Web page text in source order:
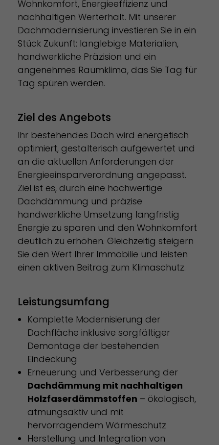
Wohnkomfort, Energieeffizienz und
nachhaltigen Werterhalt. Mit unserer
Dachmodernisierung investieren Sie in ein
Stück Zukunft: langlebige Materialien,
handwerkliche Präzision und ein
angenehmes Raumklima, das Sie Tag für
Tag spüren werden.
Ziel des Angebots
Ihr bestehendes Dach wird energetisch
optimiert, gestalterisch aufgewertet und
an die aktuellen Anforderungen der
Energieeinsparverordnung angepasst.
Ziel ist es, durch eine hochwertige
Dachdämmung und präzise
handwerkliche Umsetzung langfristig
Energie zu sparen und den Wohnkomfort
deutlich zu erhöhen. Gleichzeitig steigern
Sie den Wert Ihrer Immobilie und leisten
einen aktiven Beitrag zum Klimaschutz.
Leistungsumfang
Komplette Modernisierung der
Dachfläche inklusive sorgfältiger
Demontage der bestehenden
Eindeckung
Erneuerung und Verbesserung der
Dachdämmung mit nachhaltigen
Holzfaserdämmstoffen – ökologisch,
atmungsaktiv und mit
hervorragendem Wärmeschutz
Herstellung und Integration von